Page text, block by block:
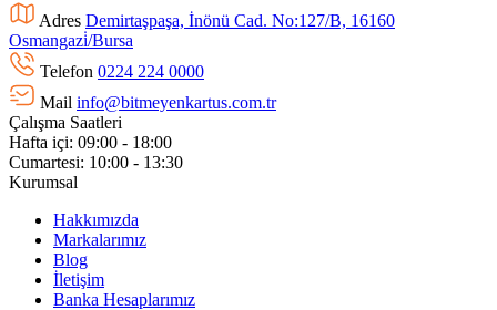
Adres Demirtaşpaşa, İnönü Cad. No:127/B, 16160
Osmangazi̇/Bursa
Telefon 0224 224 0000
Mail info@bitmeyenkartus.com.tr
Çalışma Saatleri
Hafta içi: 09:00 - 18:00
Cumartesi: 10:00 - 13:30
Kurumsal
Hakkımızda
Markalarımız
Blog
İletişim
Banka Hesaplarımız